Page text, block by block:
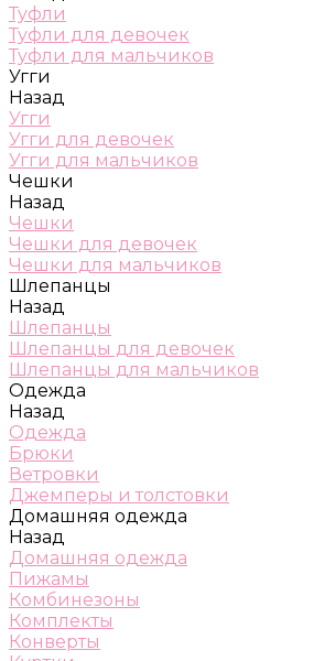
Туфли
Туфли для девочек
Туфли для мальчиков
Угги
Назад
Угги
Угги для девочек
Угги для мальчиков
Чешки
Назад
Чешки
Чешки для девочек
Чешки для мальчиков
Шлепанцы
Назад
Шлепанцы
Шлепанцы для девочек
Шлепанцы для мальчиков
Одежда
Назад
Одежда
Брюки
Ветровки
Джемперы и толстовки
Домашняя одежда
Назад
Домашняя одежда
Пижамы
Комбинезоны
Комплекты
Конверты